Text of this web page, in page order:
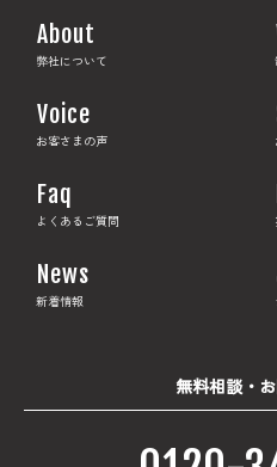
About
弊社について
Voice
お客さまの声
Faq
よくあるご質問
News
新着情報
無料相談・